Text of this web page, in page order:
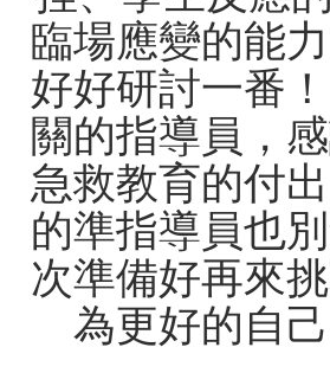
臨場應變的能
好好研討一番
關的指導員，
急救教育的付
的準指導員也
次準備好再來
為更好的自